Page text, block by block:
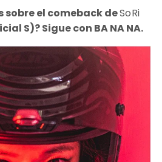
sobre el comeback deSoRi
S)? Sigue con BA NA NA.